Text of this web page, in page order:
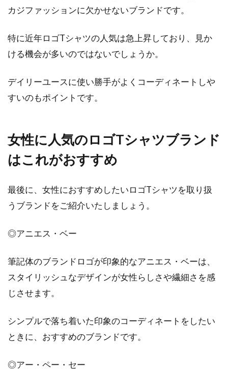
カジファッションに欠かせないブランドです。
特に近年ロゴTシャツの人気は急上昇しており、見か
ける機会が多いのではないでしょうか。
デイリーユースに使い勝手がよくコーディネートしや
すいのもポイントです。
女性に人気のロゴTシャツブランド
はこれがおすすめ
最後に、女性におすすめしたいロゴTシャツを取り扱
うブランドをご紹介いたしましょう。
◎アニエス・ベー
筆記体のブランドロゴが印象的なアニエス・ベーは、
スタイリッシュなデザインが女性らしさや繊細さを感
じさせます。
シンプルで落ち着いた印象のコーディネートをしたい
ときに、おすすめのブランドです。
◎アー・ペー・セー